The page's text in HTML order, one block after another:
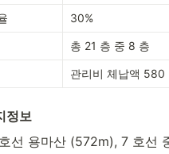
30%
총 21 층 중 8 층
관리비 체납액 580
정보
선 용마산 (572m), 7 호선